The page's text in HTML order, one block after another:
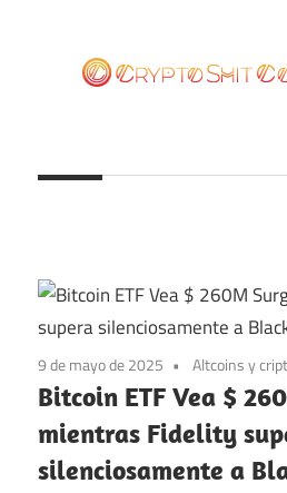
contenido
9 de mayo de 2025 Altcoins y
Bitcoin ETF Vea $
mientras Fidelity
silenciosamente a